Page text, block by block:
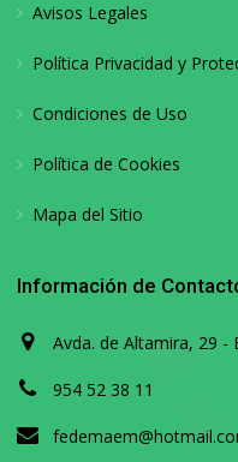
Avisos Legales
Política Privacidad y
Condiciones de Uso
Política de Cookies
Mapa del Sitio
Información de
Avda. de Altamira, 29 -
954 52 38 11